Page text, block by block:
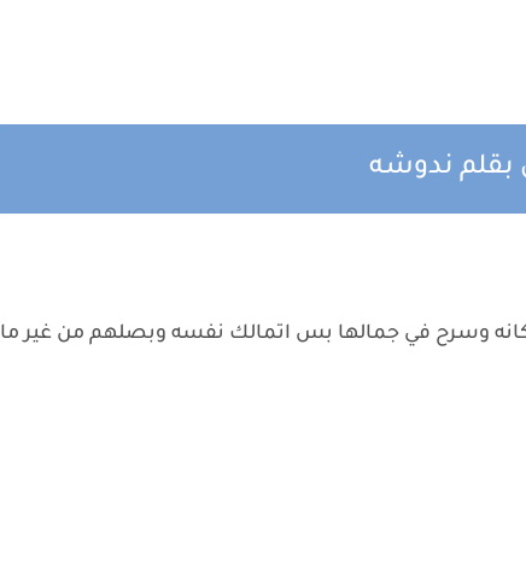
بقلم ندوشه
وسرح في جمالها بس اتمالك نفسه وبصلهم من غير ما